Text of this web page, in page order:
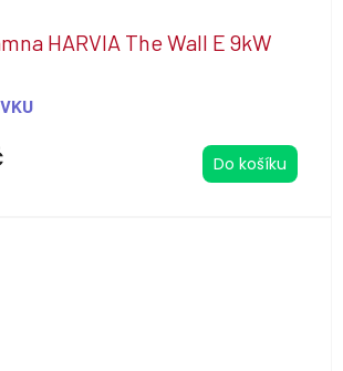
HARVIA The Wall E 9kW
Do košíku